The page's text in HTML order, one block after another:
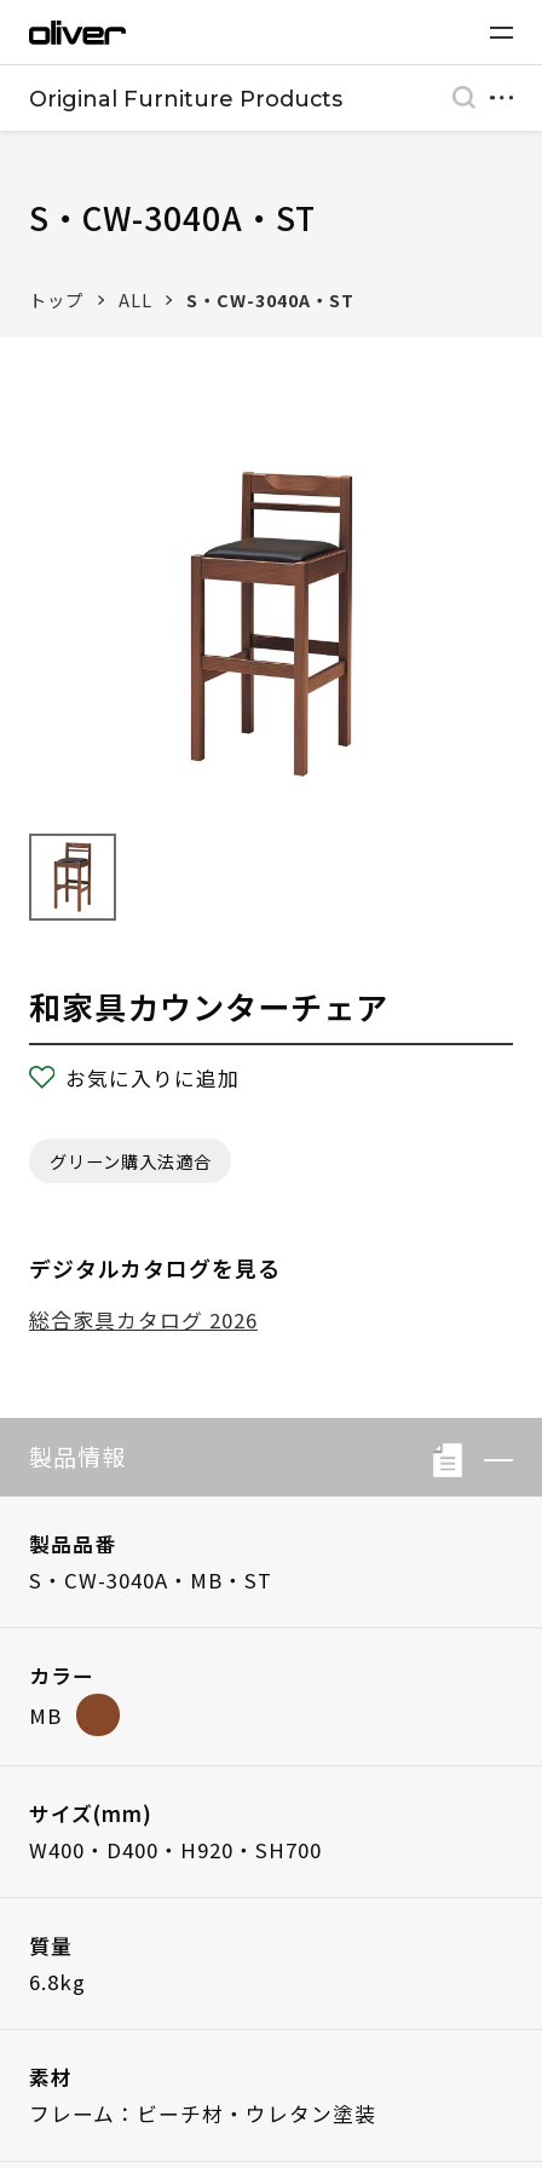
Original Furniture Products
S・CW-3040A・ST
トップ ALL S・CW-3040A・ST
和家具カウンターチェア
お気に入りに追加
グリーン購入法適合
デジタルカタログを見る
総合家具カタログ 2026
製品情報
製品品番
S・CW-3040A・MB・ST
カラー
MB
サイズ(mm)
W400・D400・H920・SH700
質量
6.8kg
素材
フレーム：ビーチ材・ウレタン塗装